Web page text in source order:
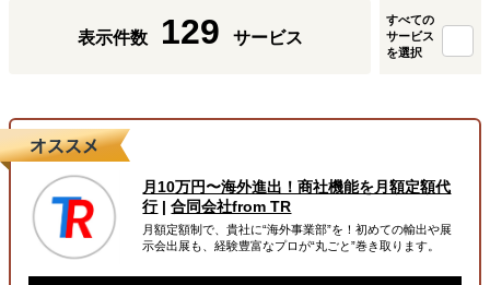
表示件数 129 サービス
すべての
サービス
を選択
月10万円〜海外進出！商社機能を月額定額代
行|合同会社from TR
月額定額制で、貴社に“海外事業部”を！初めての輸出や展
示会出展も、経験豊富なプロが“丸ごと”巻き取ります。